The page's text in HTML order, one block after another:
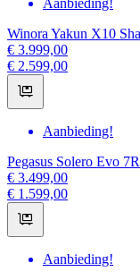
Winora Yakun X10
€ 3.999,00
€ 2.599,00
Aanbieding!
Pegasus Solero Evo
€ 3.499,00
€ 1.599,00
Aanbieding!